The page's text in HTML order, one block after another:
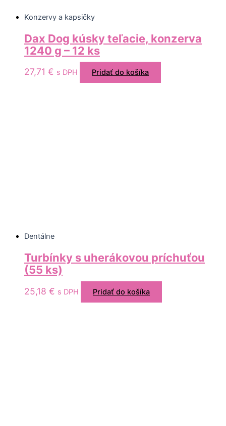
Konzervy a kapsičky
Dax Dog kúsky teľacie, konzerva
1240 g – 12 ks
27,71 € s DPH Pridať do košíka
Dentálne
Turbínky s uherákovou príchuťou
(55 ks)
25,18 € s DPH Pridať do košíka